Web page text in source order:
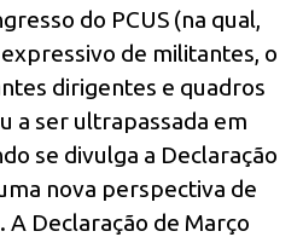
do PCUS (na qual,
de militantes, o
dirigentes e quadros
a ser ultrapassada em
se divulga a Declaração
nova perspectiva de
A Declaração de Março